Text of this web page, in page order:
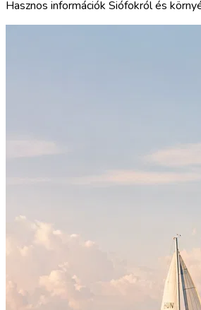
Hasznos információk Siófokról és